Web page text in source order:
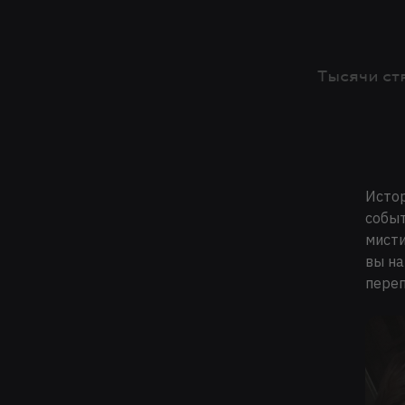
Тысячи
вы